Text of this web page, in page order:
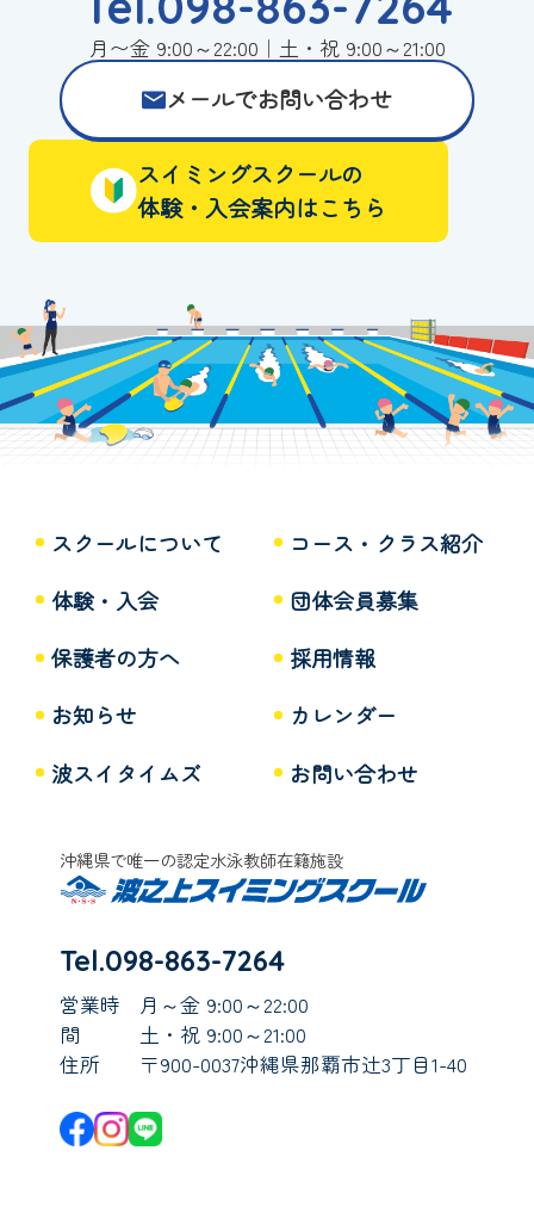
月〜金 9:00～22:00｜土・祝 9:00～21:00
メールでお問い合わせ
スイミングスクールの
体験・入会案内はこちら
スクールについて
コース・クラス紹介
体験・入会
団体会員募集
保護者の方へ
採用情報
お知らせ
カレンダー
波スイタイムズ
お問い合わせ
沖縄県で唯一の認定水泳教師在籍施設
Tel.098-863-7264
営業時
間
月～金 9:00～22:00
土・祝 9:00～21:00
住所
〒900-0037沖縄県那覇市辻3丁目1-40